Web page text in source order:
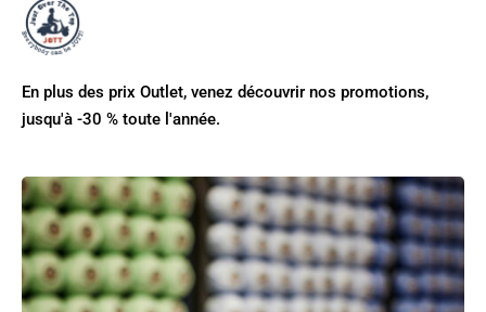
En plus des prix Outlet, venez découvrir nos promotions,
jusqu'à -30 % toute l'année.